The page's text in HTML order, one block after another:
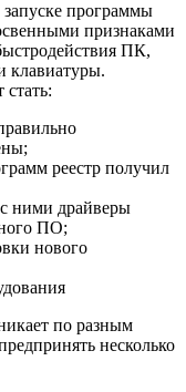
программы
признаками
ПК,
клавиатуры.
реестр получил
ними драйверы
ПО;
нового
по разным
несколько